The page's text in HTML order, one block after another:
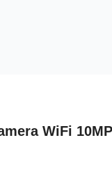
WiFi